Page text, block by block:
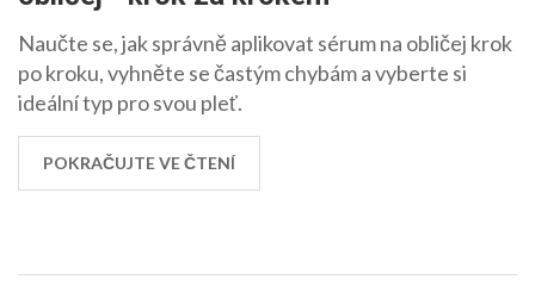
Naučte se, jak správně aplikovat sérum na obličej krok
po kroku, vyhněte se častým chybám a vyberte si
ideální typ pro svou pleť.
POKRAČUJTE VE ČTENÍ